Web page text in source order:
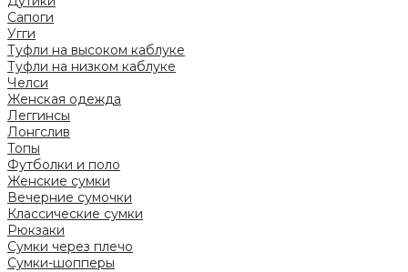
Сапоги
Угги
Туфли на высоком каблуке
Туфли на низком каблуке
Челси
Женская одежда
Леггинсы
Лонгслив
Топы
Футболки и поло
Женские сумки
Вечерние сумочки
Классические сумки
Рюкзаки
Сумки через плечо
Сумки-шопперы